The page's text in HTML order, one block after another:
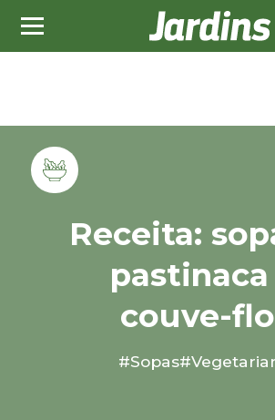
Receita:
pastinaca
couve-
#Sopas